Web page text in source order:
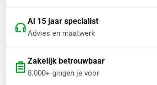
Al 15 jaar specialist
Advies en maatwerk
Zakelijk betrouwbaar
8.000+ gingen je voor